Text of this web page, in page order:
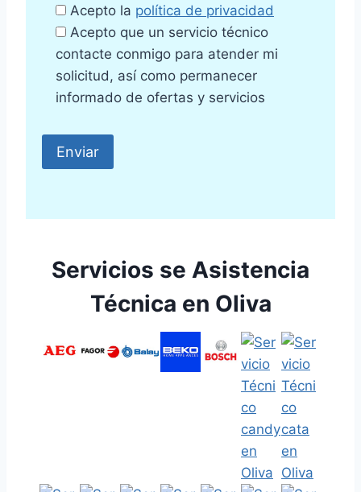
Acepto la política de privacidad
Acepto que un servicio técnico
contacte conmigo para atender mi
solicitud, así como permanecer
informado de ofertas y servicios
Servicios se Asistencia
Técnica en Oliva